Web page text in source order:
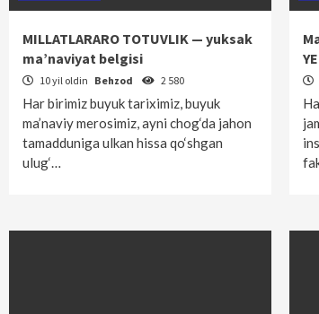
MILLATLARARO TOTUVLIK — yuksak
ma’naviyat belgisi
10 yil oldin Behzod 2 580
Har birimiz buyuk tariximiz, buyuk
ma’naviy merosimiz, ayni chog‘da jahon
tamadduniga ulkan hissa qo‘shgan
ulug‘…